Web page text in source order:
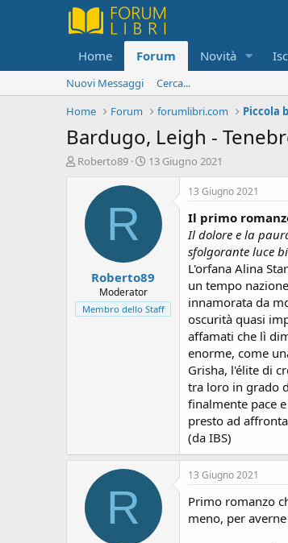
Home Forum Novità
Nuovi Messaggi
Cerca...
Home
Forum forumlibri.com Piccola
Bardugo, Leigh -
C
s
c
Roberto89
D
a
i
i
o
13 Giugno 2021
R
Roberto89
Moderator
Membro dello Staff
13 Giugno 2021
Il primo
Il dolore e la
sfolgorante luce
L'orfana Alina
un tempo
innamorata da
oscurità quasi
affamati che lì
enorme, come
Grisha, l'élite di
tra loro in grado
finalmente pace
presto ad
(da IBS)
R
13 Giugno 2021
Primo romanzo
meno, per